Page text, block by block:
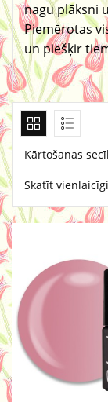
nagu plāksni
Piemērotas
un piešķir
Kārtošanas
Skatīt